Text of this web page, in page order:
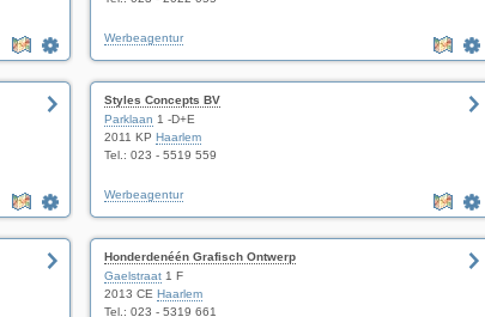
Werbeagentur
Styles Concepts BV
Parklaan 1 -D+E
2011 KP Haarlem
Tel.: 023 - 5519 559
Werbeagentur
Honderdenéén Grafisch Ontwerp
Gaelstraat1 F
2013 CE Haarlem
Tel.: 023 - 5319 661